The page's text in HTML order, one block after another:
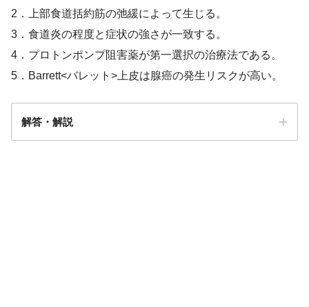
2．上部食道括約筋の弛緩によって生じる。
3．食道炎の程度と症状の強さが一致する。
4．プロトンポンプ阻害薬が第一選択の治療法である。
5．Barrett<バレット>上皮は腺癌の発生リスクが高い。
解答・解説